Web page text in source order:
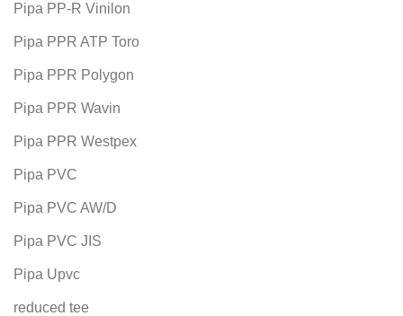
Pipa PP-R Vinilon
Pipa PPR ATP Toro
Pipa PPR Polygon
Pipa PPR Wavin
Pipa PPR Westpex
Pipa PVC
Pipa PVC AW/D
Pipa PVC JIS
Pipa Upvc
reduced tee